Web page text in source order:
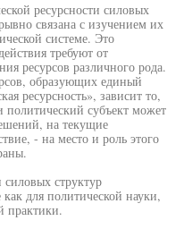
ресурсности силовых
связана с изучением их
системе. Это
требуют от
ресурсов различного рода.
образующих единый
ресурсность», зависит то,
субъект может
на текущие
- на место и роль этого
структур
для политической науки,
практики.